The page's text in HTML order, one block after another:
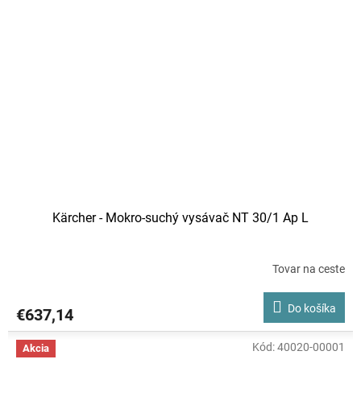
Kärcher - Mokro-suchý vysávač NT 30/1 Ap L
Tovar na ceste
€637,14 Do košíka
Akcia Kód:40020-00001